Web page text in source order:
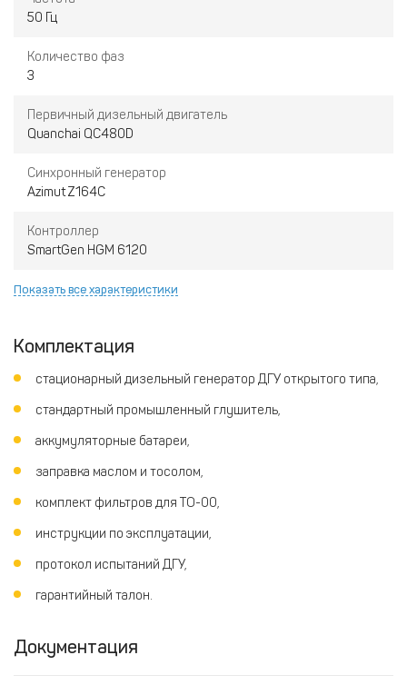
50 Гц
Количество фаз
3
Первичный дизельный двигатель
Quanchai QC480D
Синхронный генератор
Azimut Z164С
Контроллер
SmartGen HGM 6120
Показать все характеристики
Комплектация
стационарный дизельный генератор ДГУ открытого типа,
стандартный промышленный глушитель,
аккумуляторные батареи,
заправка маслом и тосолом,
комплект фильтров для ТО-00,
инструкции по эксплуатации,
протокол испытаний ДГУ,
гарантийный талон.
Документация